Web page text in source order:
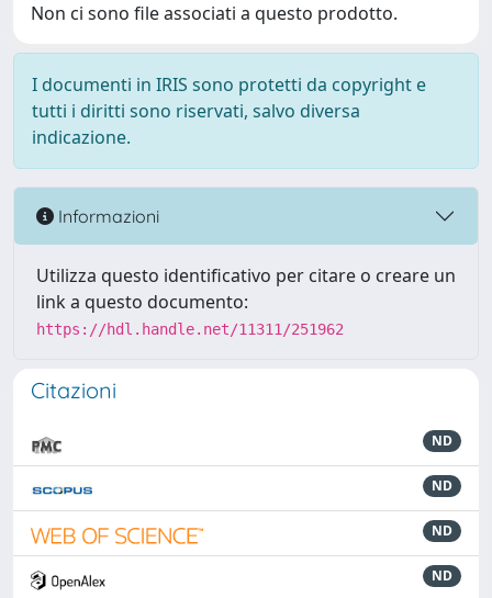
Non ci sono file associati a questo prodotto.
I documenti in IRIS sono protetti da copyright e
tutti i diritti sono riservati, salvo diversa
indicazione.
Informazioni
Utilizza questo identificativo per citare o creare un
link a questo documento:
https://hdl.handle.net/11311/251962
Citazioni
ND
ND
ND
ND